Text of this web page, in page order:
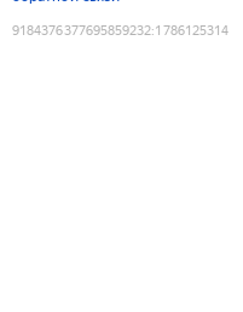
9184376377695859232:1786125314